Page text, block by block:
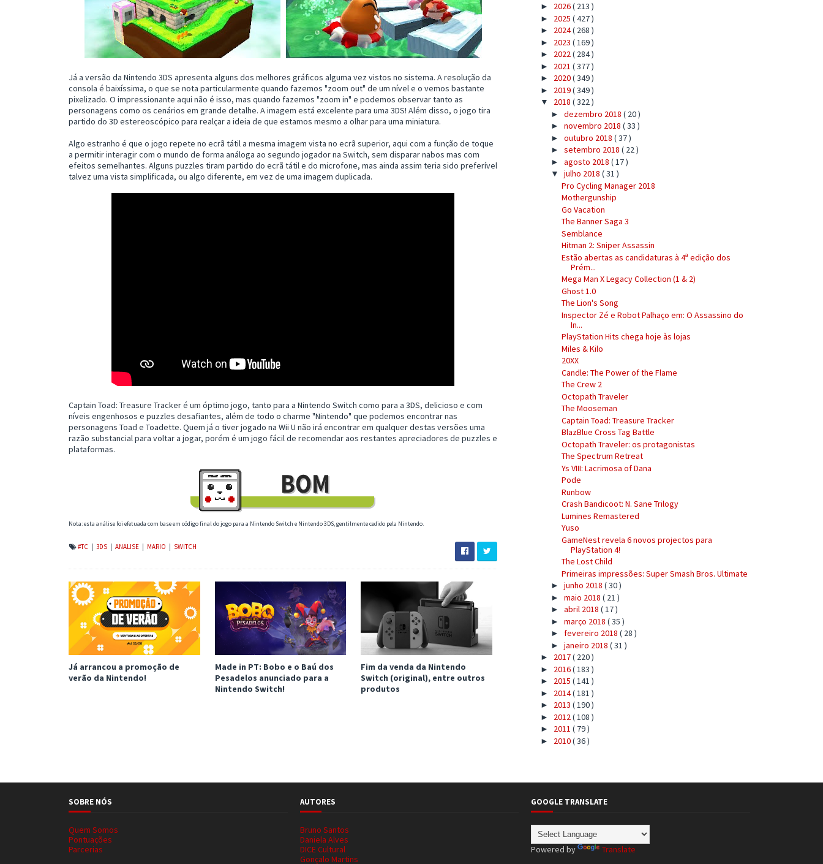
Já a versão da Nintendo 3DS apresenta alguns dos melhores gráficos alguma vez vistos no sistema. A resolução da
consola é baixíssima, o que se nota particularmente quando fazemos "zoom out" de um nível e o vemos bastante
pixelizado. O impressionante aqui não é isso, mas quando fazemos "zoom in" e podemos observar tanto as
personagens como os cenários em grande detalhe. A imagem está excelente para uma 3DS! Além disso, o jogo tira
partido do 3D estereoscópico para realçar a ideia de que estamos mesmo a olhar para uma miniatura.
Algo estranho é que o jogo repete no ecrã tátil a mesma imagem vista no ecrã superior, aqui com a função de toque
a permitir interagir com o mundo de forma análoga ao segundo jogador na Switch, sem disparar nabos mas com
efeitos semelhantes. Alguns puzzles tiram partido do ecrã tátil e do microfone, mas ainda assim teria sido preferível
talvez uma vista simplificada, ou algo diferente, em vez de uma imagem duplicada.
Captain Toad: Treasure Tracker é um óptimo jogo, tanto para a Nintendo Switch como para a 3DS, delicioso e com
níveis engenhosos e puzzles desafiantes, além de todo o charme "Nintendo" que podemos encontrar nas
personagens Toad e Toadette. Quem já o tiver jogado na Wii U não irá encontrar em qualquer destas versões uma
razão substancial para voltar a jogar, porém é um jogo fácil de recomendar aos restantes apreciadores de puzzles e
plataformas.
Nota: esta análise foi efetuada com base em código final do jogo para a Nintendo Switch e Nintendo 3DS, gentilmente cedido pela Nintendo.
#TC 3DS ANALISE MARIO SWITCH
Já arrancou a promoção de
verão da Nintendo!
Made in PT: Bobo e o Baú dos
Pesadelos anunciado para a
Nintendo Switch!
Fim da venda da Nintendo
Switch (original), entre outros
produtos
► 2026( 213 )
► 2025 ( 427 )
► 2024( 268 )
► 2023 ( 169 )
► 2022( 284 )
► 2021 ( 377 )
► 2020( 349 )
► 2019( 349 )
▼ 2018 ( 322 )
► dezembro 2018 ( 20 )
► novembro 2018 ( 33 )
► outubro 2018 ( 37 )
► setembro 2018 ( 22 )
► agosto 2018 ( 17 )
▼ julho 2018 ( 31 )
Pro Cycling Manager 2018
Mothergunship
Go Vacation
The Banner Saga 3
Semblance
Hitman 2: Sniper Assassin
Estão abertas as candidaturas à 4ª edição dos
Prém...
Mega Man X Legacy Collection (1 & 2)
Ghost 1.0
The Lion's Song
Inspector Zé e Robot Palhaço em: O Assassino do
In...
PlayStation Hits chega hoje às lojas
Miles & Kilo
20XX
Candle: The Power of the Flame
The Crew 2
Octopath Traveler
The Mooseman
Captain Toad: Treasure Tracker
BlazBlue Cross Tag Battle
Octopath Traveler: os protagonistas
The Spectrum Retreat
Ys VIII: Lacrimosa of Dana
Pode
Runbow
Crash Bandicoot: N. Sane Trilogy
Lumines Remastered
Yuso
GameNest revela 6 novos projectos para
PlayStation 4!
The Lost Child
Primeiras impressões: Super Smash Bros. Ultimate
► junho 2018 ( 30 )
► maio 2018 ( 21 )
► abril 2018 ( 17 )
► março 2018 ( 35 )
► fevereiro 2018 ( 28 )
► janeiro 2018 ( 31 )
► 2017( 220 )
► 2016( 183 )
► 2015 ( 141 )
► 2014( 181 )
► 2013 ( 190 )
► 2012 ( 108 )
► 2011 ( 79 )
► 2010( 36 )
SOBRE NÓS
Quem Somos
Pontuações
Parcerias
AUTORES
Bruno Santos
Daniela Alves
DICE Cultural
Gonçalo Martins
GOOGLE TRANSLATE
Powered by Translate